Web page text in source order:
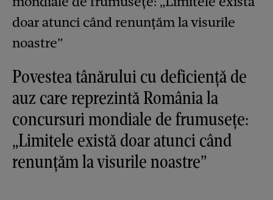
Povestea tânărului cu deficiență de
auz care reprezintă România la
concursuri mondiale de frumusețe:
„Limitele există doar atunci când
renunțăm la visurile noastre”